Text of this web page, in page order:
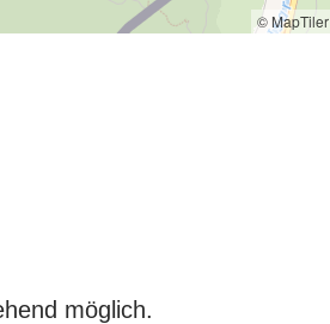
© MapTiler
möglich.